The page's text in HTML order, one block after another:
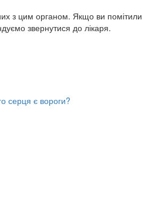
з цим органом. Якщо ви помітили
звернутися до лікаря.
серця є вороги?